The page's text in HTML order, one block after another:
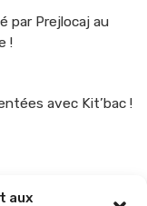
aux
par Prejlocaj au
!
avec Kit’bac !